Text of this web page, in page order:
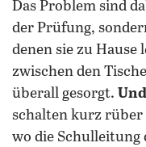
Das Problem sind
der Prüfung,
denen sie zu Hause
zwischen den
überall gesorgt.
schalten kurz rüber
wo die